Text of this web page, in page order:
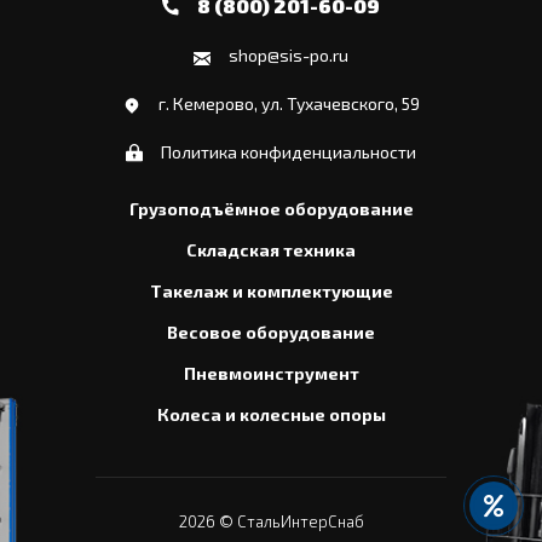
8 (800) 201-60-09
shop@sis-po.ru
г. Кемерово, ул. Тухачевского, 59
Политика конфиденциальности
Грузоподъёмное оборудование
Складская техника
Такелаж и комплектующие
Весовое оборудование
Пневмоинструмент
Колеса и колесные опоры
2026 © СтальИнтерСнаб